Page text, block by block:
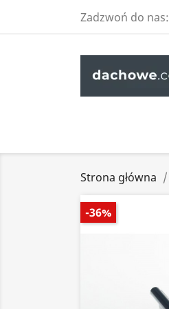
Zadzwoń do nas:
Strona główna
-36%